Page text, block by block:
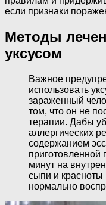
если признаки
Методы
уксусом
Важное
использовать
зараженный
том, что он не
терапии. Дабы
аллергических
содержанием
приготовленной
минут на
сыпи и красноты
нормально